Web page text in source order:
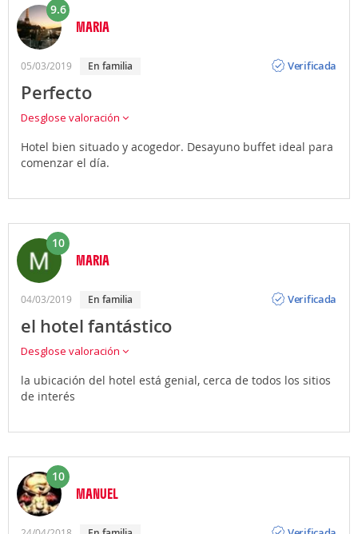
9.6
MARIA
05/03/2019 en familia
Verificada
Perfecto
Desglose valoración
Hotel bien situado y acogedor. Desayuno buffet ideal para
comenzar el día.
10
MARIA
04/03/2019 en familia
Verificada
el hotel fantástico
Desglose valoración
la ubicación del hotel está genial, cerca de todos los sitios
de interés
10
MANUEL